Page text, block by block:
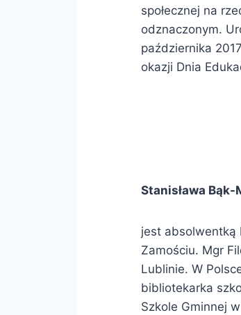
społecznej na
odznaczonym.
października
okazji Dnia
Stanisława
jest absolwentką
Zamościu. Mgr
Lublinie. W
bibliotekarka
Szkole Gminnej